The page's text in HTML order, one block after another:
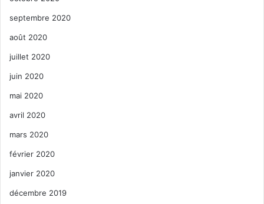
septembre 2020
août 2020
juillet 2020
juin 2020
mai 2020
avril 2020
mars 2020
février 2020
janvier 2020
décembre 2019